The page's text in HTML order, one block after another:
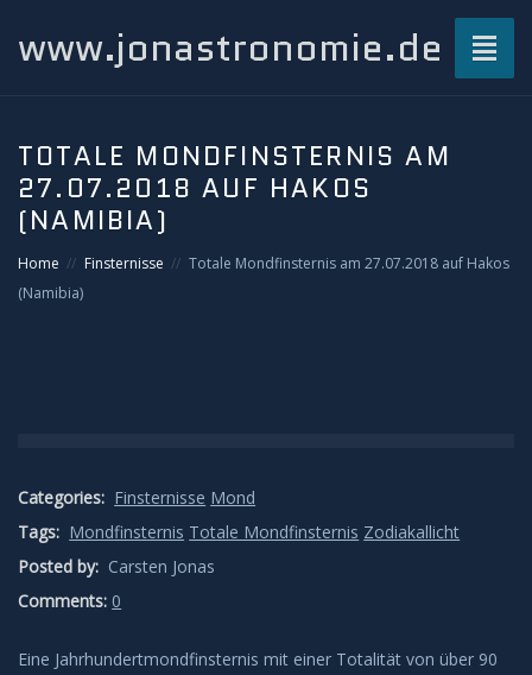
www.jonastronomie.de
Beiträge
Atmosphärisches und Naturphänomene
Kondensstreifenschatten
Leuchtende Nachtwolken
TOTALE MONDFINSTERNIS AM
27.07.2018 AUF HAKOS
(NAMIBIA)
Home Finsternisse
Totale Mondfinsternis am 27.07.2018 auf Hakos
(Namibia)
Categories: Finsternisse Mond
Tags: Mondfinsternis Totale Mondfinsternis Zodiakallicht
Posted by: Carsten Jonas
Comments: 0
Eine Jahrhundertmondfinsternis mit einer Totalität von über 90